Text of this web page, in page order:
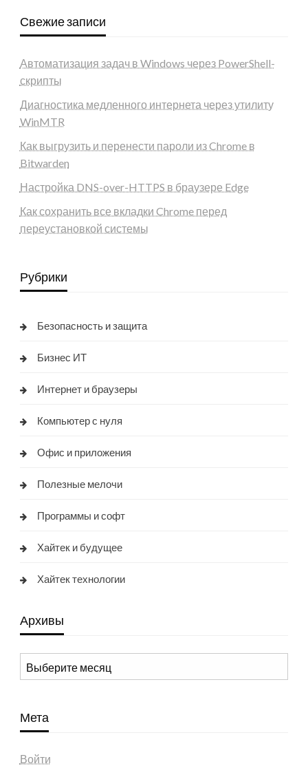
Свежие записи
Автоматизация задач в Windows через PowerShell-
скрипты
Диагностика медленного интернета через утилиту
WinMTR
Как выгрузить и перенести пароли из Chrome в
Bitwarden
Настройка DNS-over-HTTPS в браузере Edge
Как сохранить все вкладки Chrome перед
переустановкой системы
Рубрики
Безопасность и защита
Бизнес ИТ
Интернет и браузеры
Компьютер с нуля
Офис и приложения
Полезные мелочи
Программы и софт
Хайтек и будущее
Хайтек технологии
Архивы
Архивы
Мета
Войти